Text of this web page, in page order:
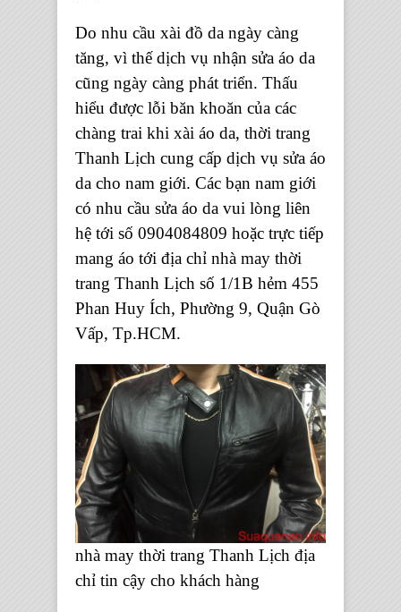
Do nhu cầu xài đồ da ngày càng
tăng, vì thếdịch vụ nhận sửa áo da
cũng ngày càng phát triển. Thấu
hiểu được lỗi băn khoăn của các
chàng trai khi xài áo da, thời trang
Thanh Lịch cung cấp dịch vụ sửa áo
da cho nam giới. Các bạn nam giới
có nhu cầu sửa áo da vui lòng liên
hệ tới số 0904084809 hoặc trực tiếp
mang áo tới địa chỉ nhà may thời
trang Thanh Lịch số 1/1B hẻm 455
Phan Huy Ích, Phường 9, Quận Gò
Vấp, Tp.HCM.
nhà may thời trang Thanh Lịch địa
chỉ tin cậy cho khách hàng